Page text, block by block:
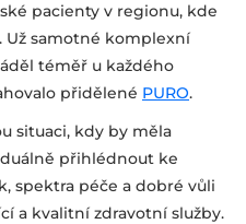
pacienty v regionu, kde
samotné komplexní
téměř u každého
přidělené PURO.
situaci, kdy by měla
přihlédnout ke
spektra péče a dobré vůli
a kvalitní zdravotní služby.